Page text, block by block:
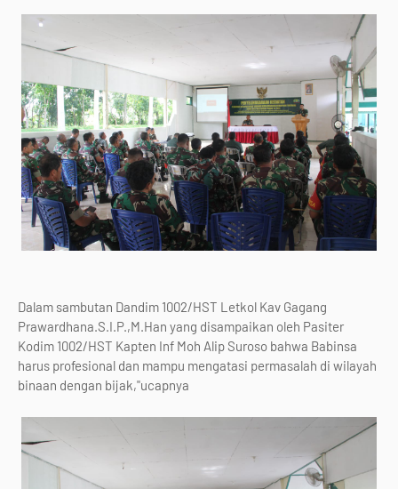
Dalam sambutan Dandim 1002/HST Letkol Kav Gagang
Prawardhana.S.I.P.,M.Han yang disampaikan oleh Pasiter
Kodim 1002/HST Kapten Inf Moh Alip Suroso bahwa Babinsa
harus profesional dan mampu mengatasi permasalah di wilayah
binaan dengan bijak,"ucapnya